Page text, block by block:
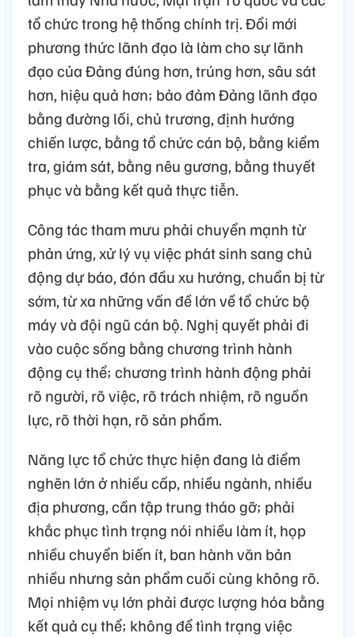
tổ chức trong hệ thống chính trị. Đổi mới
phương thức lãnh đạo là làm cho sự lãnh
đạo của Đảng đúng hơn, trúng hơn, sâu sát
hơn, hiệu quả hơn; bảo đảm Đảng lãnh đạo
bằng đường lối, chủ trương, định hướng
chiến lược, bằng tổ chức cán bộ, bằng kiểm
tra, giám sát, bằng nêu gương, bằng thuyết
phục và bằng kết quả thực tiễn.
Công tác tham mưu phải chuyển mạnh từ
phản ứng, xử lý vụ việc phát sinh sang chủ
động dự báo, đón đầu xu hướng, chuẩn bị từ
sớm, từ xa những vấn đề lớn về tổ chức bộ
máy và đội ngũ cán bộ. Nghị quyết phải đi
vào cuộc sống bằng chương trình hành
động cụ thể; chương trình hành động phải
rõ người, rõ việc, rõ trách nhiệm, rõ nguồn
lực, rõ thời hạn, rõ sản phẩm.
Năng lực tổ chức thực hiện đang là điểm
nghẽn lớn ở nhiều cấp, nhiều ngành, nhiều
địa phương, cần tập trung tháo gỡ; phải
khắc phục tình trạng nói nhiều làm ít, họp
nhiều chuyển biến ít, ban hành văn bản
nhiều nhưng sản phẩm cuối cùng không rõ.
Mọi nhiệm vụ lớn phải được lượng hóa bằng
kết quả cụ thể; không để tình trạng việc